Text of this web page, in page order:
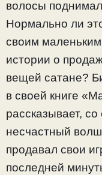
волосы
Нормально ли
своим
истории о
вещей сатане?
в своей книге
рассказывает,
несчастный
продавал свои
последней